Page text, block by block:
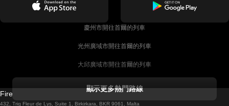
慶州市開往首爾的列車
光州廣域市開往首爾的列車
大邱廣域市開往首爾的列車
都柏林開往戈尔韦的列車
顯示更多熱門路線
Firebird GT Limited (OC 1451)
432, Triq Fleur de Lys, Suite 1, Birkirkara, BKR 9061, Malta